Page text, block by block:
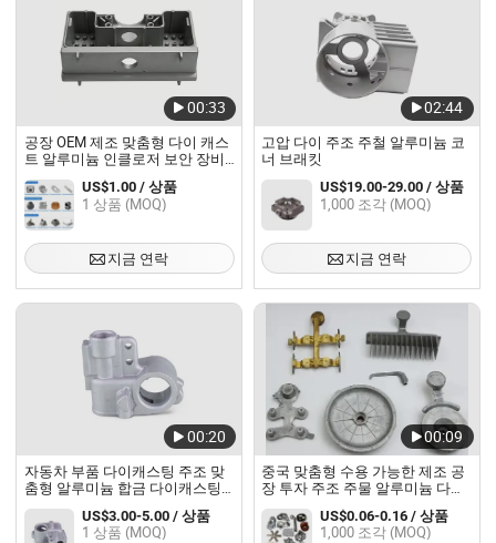
00:33
공장 OEM 제조 맞춤형 다이 캐스
트 알루미늄 인클로저 보안 장비
를 위한 정밀 다이 캐스팅 서비스
US$1.00 / 상품
1 상품 (MOQ)
지금 연락
02:44
고압 다이 주조 주철 알루미늄 코
너 브래킷
US$19.00-29.00 / 상품
1,000 조각 (MOQ)
지금 연락
00:20
자동차 부품 다이캐스팅 주조 맞
춤형 알루미늄 합금 다이캐스팅
주조 다이캐스팅 액세서리 산업
용으로 내구성이 뛰어남
US$3.00-5.00 / 상품
1 상품 (MOQ)
00:09
중국 맞춤형 수용 가능한 제조 공
장 투자 주조 주물 알루미늄 다이
주조
US$0.06-0.16 / 상품
1,000 조각 (MOQ)